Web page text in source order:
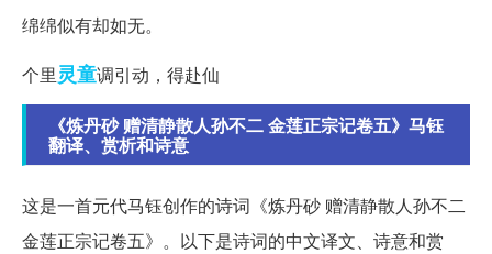
绵绵似有却如无。
个里灵童调引动，得赴仙
《炼丹砂 赠清静散人孙不二 金莲正宗记卷五》马钰
翻译、赏析和诗意
这是一首元代马钰创作的诗词《炼丹砂 赠清静散人孙不二
金莲正宗记卷五》。以下是诗词的中文译文、诗意和赏